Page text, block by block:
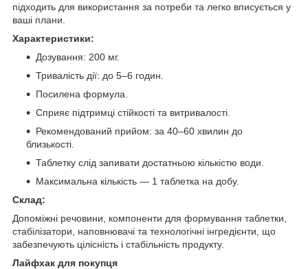
підходить для використання за потреби та легко вписується у
ваші плани.
Характеристики:
Дозування: 200 мг.
Тривалість дії: до 5–6 годин.
Посилена формула.
Сприяє підтримці стійкості та витривалості.
Рекомендований прийом: за 40–60 хвилин до
близькості.
Таблетку слід запивати достатньою кількістю води.
Максимальна кількість — 1 таблетка на добу.
Склад:
Допоміжні речовини, компоненти для формування таблетки,
стабілізатори, наповнювачі та технологічні інгредієнти, що
забезпечують цілісність і стабільність продукту.
Лайфхак для покупця